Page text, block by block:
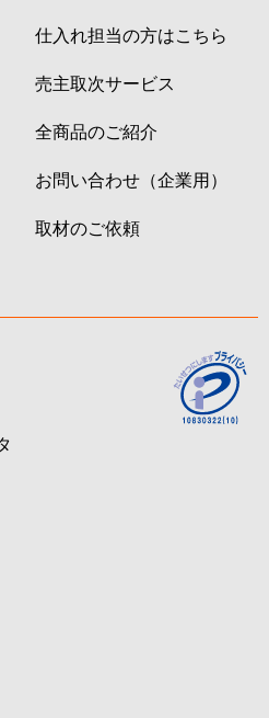
仕入れ担当の方はこちら
売主取次サービス
全商品のご紹介
お問い合わせ（企業用）
取材のご依頼